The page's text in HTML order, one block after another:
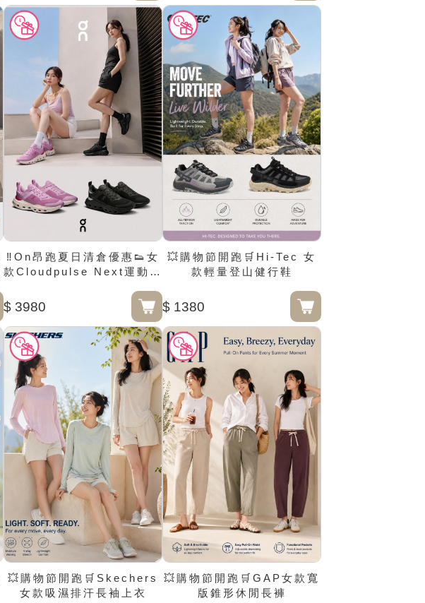
‼️On昂跑夏日清倉優惠👟女
款Cloudpulse Next運動訓
$ 3980
💥購物節開跑🛒Hi-Tec 女
款輕量登山健行鞋
$ 1380
💥購物節開跑🛒Skechers
女款吸濕排汗長袖上衣
💥購物節開跑🛒GAP女款寬
版錐形休閒長褲